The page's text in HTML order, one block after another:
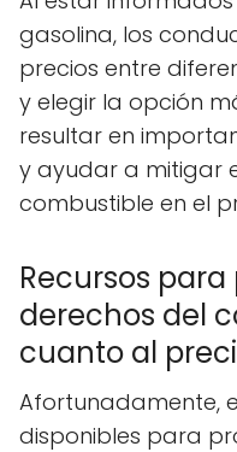
gasolina, los
precios entre
y elegir la opción
resultar en
y ayudar a mitigar
combustible en el
Recursos
derechos del
cuanto al
Afortunadamente,
disponibles para